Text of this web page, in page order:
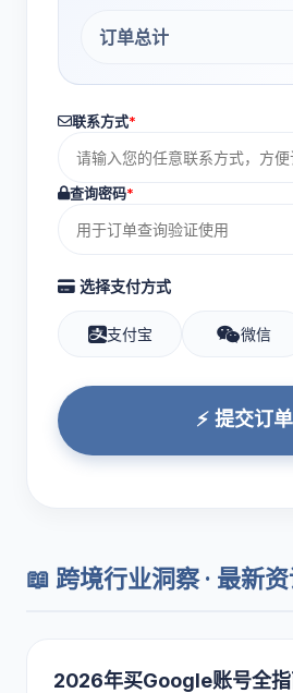
订单总计
联系方式*
查询密码*
选择支付方式
支付宝 微信
⚡ 提交订单
📖 跨境行业洞察 · 最新
2026年买Google账号全